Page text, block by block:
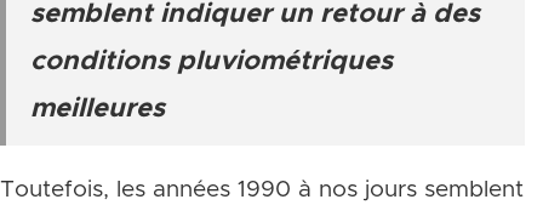
semblent indiquer un retour à des
conditions pluviométriques
meilleures
Toutefois, les années 1990 à nos jours semblent